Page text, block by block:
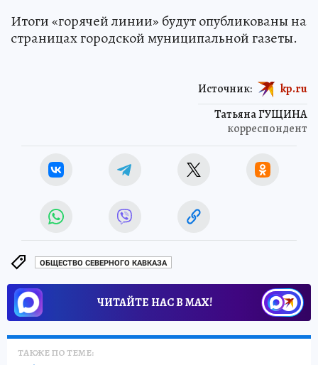
Итоги «горячей линии» будут опубликованы на
страницах городской муниципальной газеты.
Татьяна ГУЩИНА
корреспондент
Источник: kp.ru
ОБЩЕСТВО СЕВЕРНОГО КАВКАЗА
ЧИТАЙТЕ НАС В МАХ!
ТАКЖЕ ПО ТЕМЕ: